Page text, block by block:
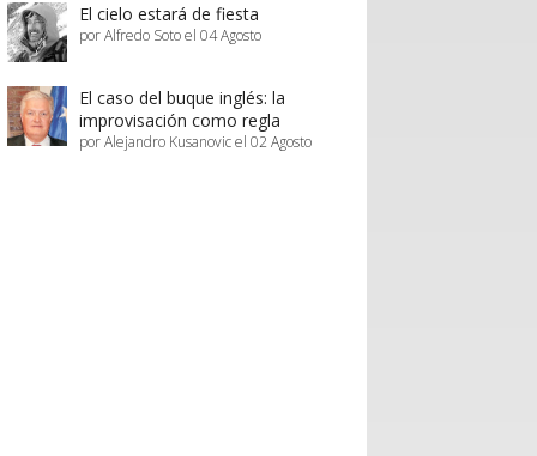
El cielo estará de fiesta
por Alfredo Soto el 04 Agosto
El caso del buque inglés: la
improvisación como regla
por Alejandro Kusanovic el 02 Agosto